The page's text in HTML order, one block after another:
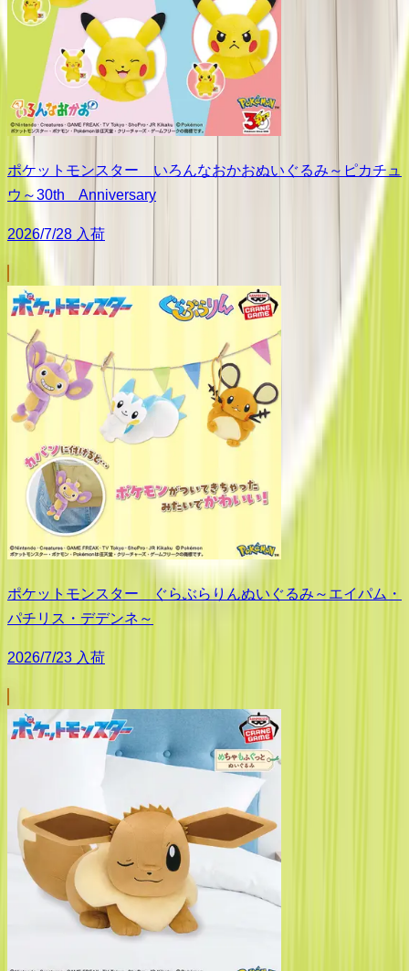
ポケットモンスター いろんなおかおぬいぐるみ～ピカチュ
ウ～30th Anniversary
2026/7/28 入荷
ポケットモンスター ぐらぶらりんぬいぐるみ～エイパム・
パチリス・デデンネ～
2026/7/23 入荷